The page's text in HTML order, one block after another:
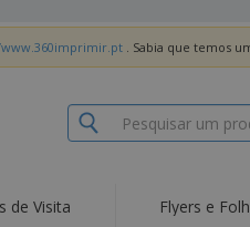
. Sabia que temos
de Visita Flyers e